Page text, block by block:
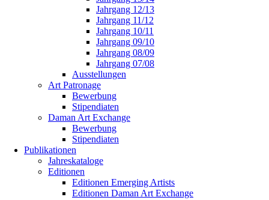
Jahrgang 12/13
Jahrgang 11/12
Jahrgang 10/11
Jahrgang 09/10
Jahrgang 08/09
Jahrgang 07/08
Ausstellungen
Art Patronage
Bewerbung
Stipendiaten
Daman Art Exchange
Bewerbung
Stipendiaten
Publikationen
Jahreskataloge
Editionen
Editionen Emerging Artists
Editionen Daman Art Exchange